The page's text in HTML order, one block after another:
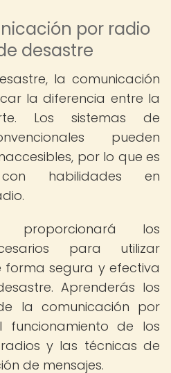
por radio
desastre
la comunicación
la diferencia entre la
Los sistemas de
pueden
por lo que es
habilidades en
los
para utilizar
segura y efectiva
Aprenderás los
la comunicación por
funcionamiento de los
y las técnicas de
de mensajes.